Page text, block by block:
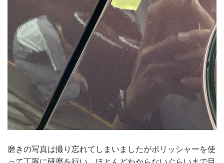
磨きの写真は撮り忘れてしまいましたがポリッシャーを使